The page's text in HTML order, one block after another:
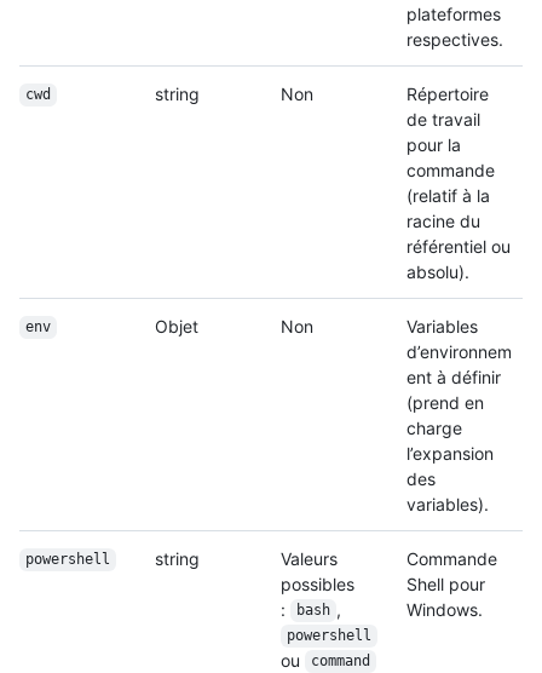
plateformes
respectives.
cwd string Non
Répertoire
de travail
pour la
commande
(relatif à la
racine du
référentiel ou
absolu).
env Objet Non
Variables
d’environnem
ent à définir
(prend en
charge
l’expansion
des
variables).
powershell string
Valeurs
possibles
:
bash ,
powershell
ou command
Commande
Shell pour
Windows.